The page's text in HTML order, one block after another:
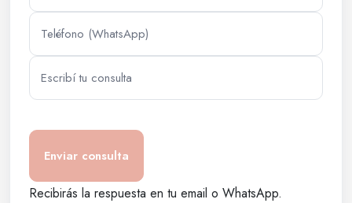
Recibirás la respuesta en tu email o WhatsApp.